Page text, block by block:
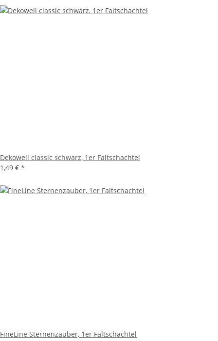
Dekowell classic schwarz, 1er Faltschachtel
1,49 € *
FineLine Sternenzauber, 1er Faltschachtel